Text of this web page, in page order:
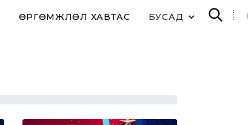
ӨРГӨМЖЛӨЛ ХАВТАС БУСАД